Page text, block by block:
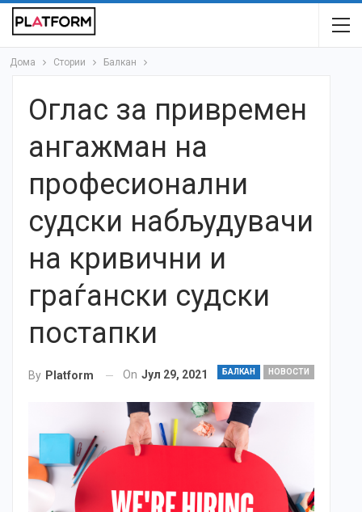
Дома Стории Балкан
Oглас за привремен
ангажман на
професионални
судски набљудувачи
на кривични и
граѓански судски
постапки
БАЛКАН НОВОСТИ
By Platform On Јул 29, 2021